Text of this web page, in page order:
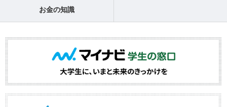
お金の知識